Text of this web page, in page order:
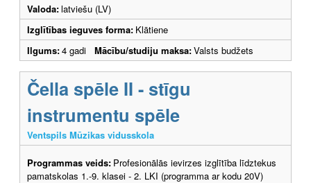
Valoda:latviešu (LV)
Izglītības ieguves forma: Klātiene
Ilgums:4 gadi Mācību/studiju maksa:Valsts budžets
Čella spēle II - stīgu
instrumentu spēle
Ventspils Mūzikas vidusskola
Programmas veids: Profesionālās ievirzes izglītība līdztekus
pamatskolas 1.-9. klasei - 2. LKI (programma ar kodu 20V)